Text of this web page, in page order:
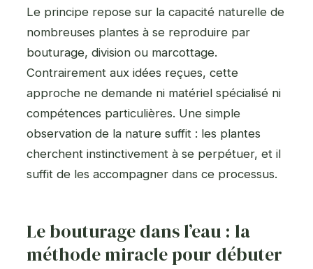
Le principe repose sur la capacité naturelle de
nombreuses plantes à se reproduire par
bouturage, division ou marcottage.
Contrairement aux idées reçues, cette
approche ne demande ni matériel spécialisé ni
compétences particulières. Une simple
observation de la nature suffit : les plantes
cherchent instinctivement à se perpétuer, et il
suffit de les accompagner dans ce processus.
Le bouturage dans l’eau : la
méthode miracle pour débuter